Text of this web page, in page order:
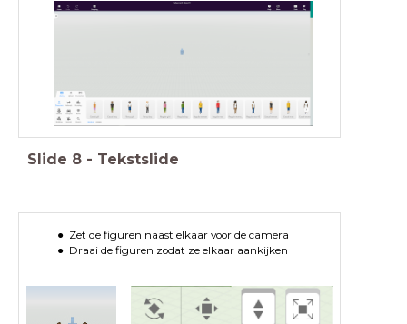
Slide 8 - Tekstslide
Zet de figuren naast elkaar voor de camera
Draai de figuren zodat ze elkaar aankijken